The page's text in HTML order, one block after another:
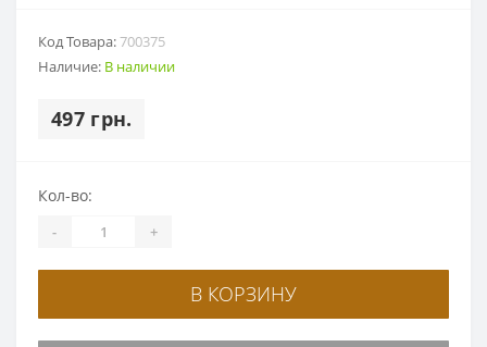
Код Товара:700375
Наличие: В наличии
497 грн.
Кол-во:
- +
В КОРЗИНУ